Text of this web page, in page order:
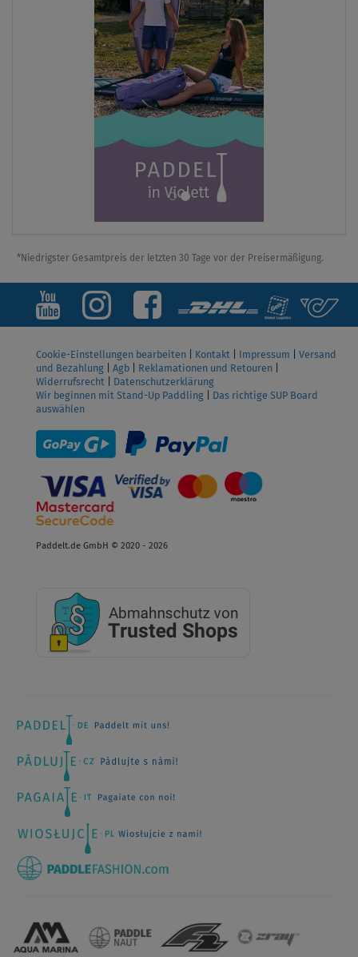
*Niedrigster Gesamtpreis der letzten 30 Tage vor der Preisermäßigung.
Cookie-Einstellungen bearbeiten Kontakt Impressum
Versand
und Bezahlung
Agb Reklamationen und Retouren
Widerrufsrecht
Datenschutzerklärung
Wir beginnen mit Stand-Up Paddling
Das richtige SUP Board
auswählen
Paddelt.de GmbH © 2020 - 2026